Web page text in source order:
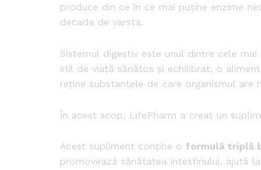
produce din ce în ce mai puține enzime
decada de varsta.
Sistemul digestiv este unul dintre cele
stil de viață sănătos și echilibrat, o
reține substanțele de care organismul
În acest scop, LifePharm a creat un
Acest supliment conține o formulă triplă
promovează sănătatea intestinului, ajută